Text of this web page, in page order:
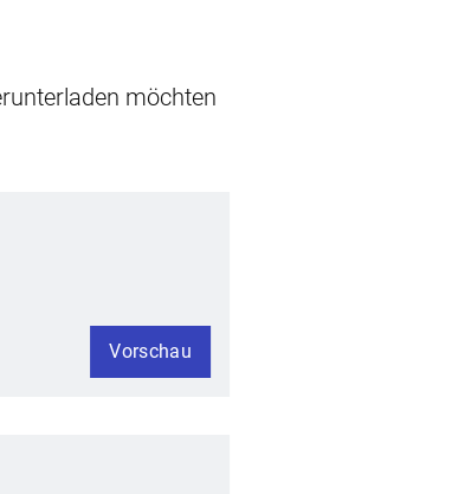
möchten
Vorschau